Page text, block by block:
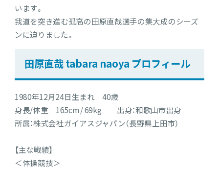
います。
我道を突き進む孤高の田原直哉選手の集大成のシーズ
ンに迫りました。
田原直哉 tabara naoya プロフィール
1980年12月24日生まれ 40歳
身長/体重 165cm / 69kg 出身：和歌山市出身
所属：株式会社ガイアスジャパン（長野県上田市）
【主な戦績】
＜体操競技＞